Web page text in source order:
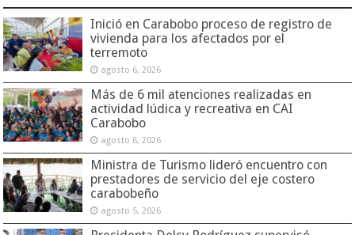
Inició en Carabobo proceso de registro de
vivienda para los afectados por el
terremoto
agosto 6, 2026
Más de 6 mil atenciones realizadas en
actividad lúdica y recreativa en CAI
Carabobo
agosto 6, 2026
Ministra de Turismo lideró encuentro con
prestadores de servicio del eje costero
carabobeño
agosto 5, 2026